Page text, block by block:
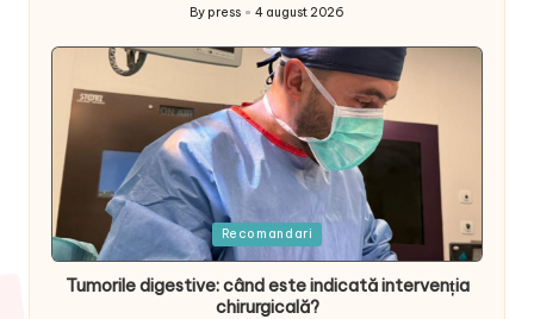
Posted
By press 4 august 2026
Posted
in
Recomandari
Tumorile digestive: când este indicată intervenția
chirurgicală?